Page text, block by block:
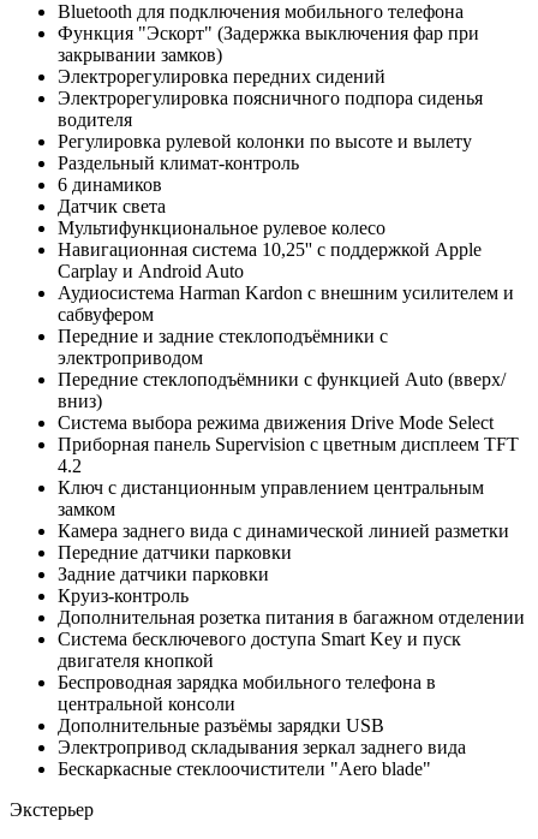
Bluetooth для подключения мобильного телефона
Функция "Эскорт" (Задержка выключения фар при
закрывании замков)
Электрорегулировка передних сидений
Электрорегулировка поясничного подпора сиденья
водителя
Регулировка рулевой колонки по высоте и вылету
Раздельный климат-контроль
6 динамиков
Датчик света
Мультифункциональное рулевое колесо
Навигационная система 10,25'' с поддержкой Apple
Carplay и Android Auto
Аудиосистема Harman Kardon с внешним усилителем и
сабвуфером
Передние и задние стеклоподъёмники с
электроприводом
Передние стеклоподъёмники с функцией Auto (вверх/
вниз)
Система выбора режима движения Drive Mode Select
Приборная панель Supervision c цветным дисплеем TFT
4.2
Ключ с дистанционным управлением центральным
замком
Камера заднего вида с динамической линией разметки
Передние датчики парковки
Задние датчики парковки
Круиз-контроль
Дополнительная розетка питания в багажном отделении
Система бесключевого доступа Smart Key и пуск
двигателя кнопкой
Беспроводная зарядка мобильного телефона в
центральной консоли
Дополнительные разъёмы зарядки USB
Электропривод складывания зеркал заднего вида
Бескаркасные стеклоочистители "Aero blade"
Экстерьер